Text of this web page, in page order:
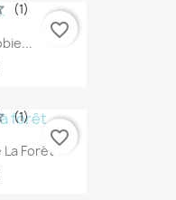
(1)
favorite_border
La Forêt
(1)
favorite_border